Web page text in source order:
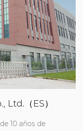
（ES）
10 años de